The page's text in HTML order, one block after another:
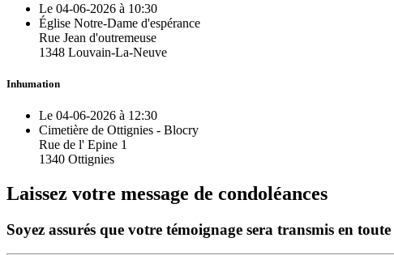
Le 04-06-2026 à 10:30
Église Notre-Dame d'espérance
Rue Jean d'outremeuse
1348 Louvain-La-Neuve
Inhumation
Le 04-06-2026 à 12:30
Cimetière de Ottignies - Blocry
Rue de l' Epine 1
1340 Ottignies
Laissez votre message de condoléances
Soyez assurés que votre témoignage sera transmis en